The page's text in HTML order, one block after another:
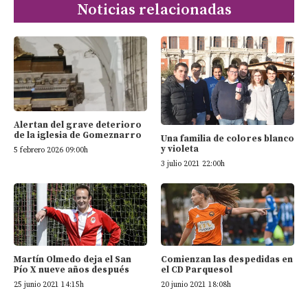
Noticias relacionadas
Alertan del grave deterioro
de la iglesia de Gomeznarro
5 febrero 2026 09:00h
Una familia de colores blanco
y violeta
3 julio 2021 22:00h
Martín Olmedo deja el San
Pío X nueve años después
25 junio 2021 14:15h
Comienzan las despedidas en
el CD Parquesol
20 junio 2021 18:08h